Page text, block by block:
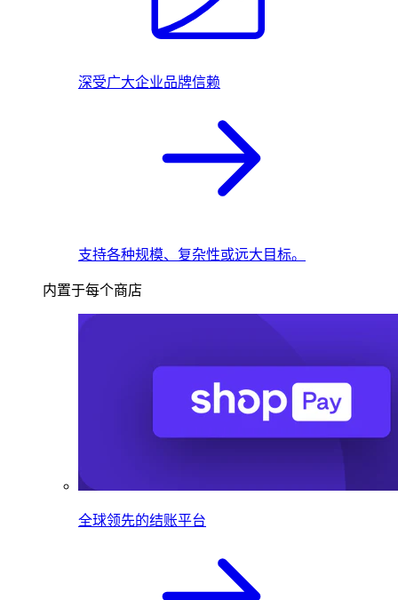
深受广大企业品牌信赖
支持各种规模、复杂性或远大目标。
内置于每个商店
全球领先的结账平台